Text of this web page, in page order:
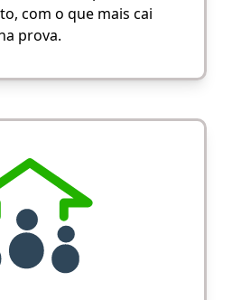
com o que mais cai
prova.